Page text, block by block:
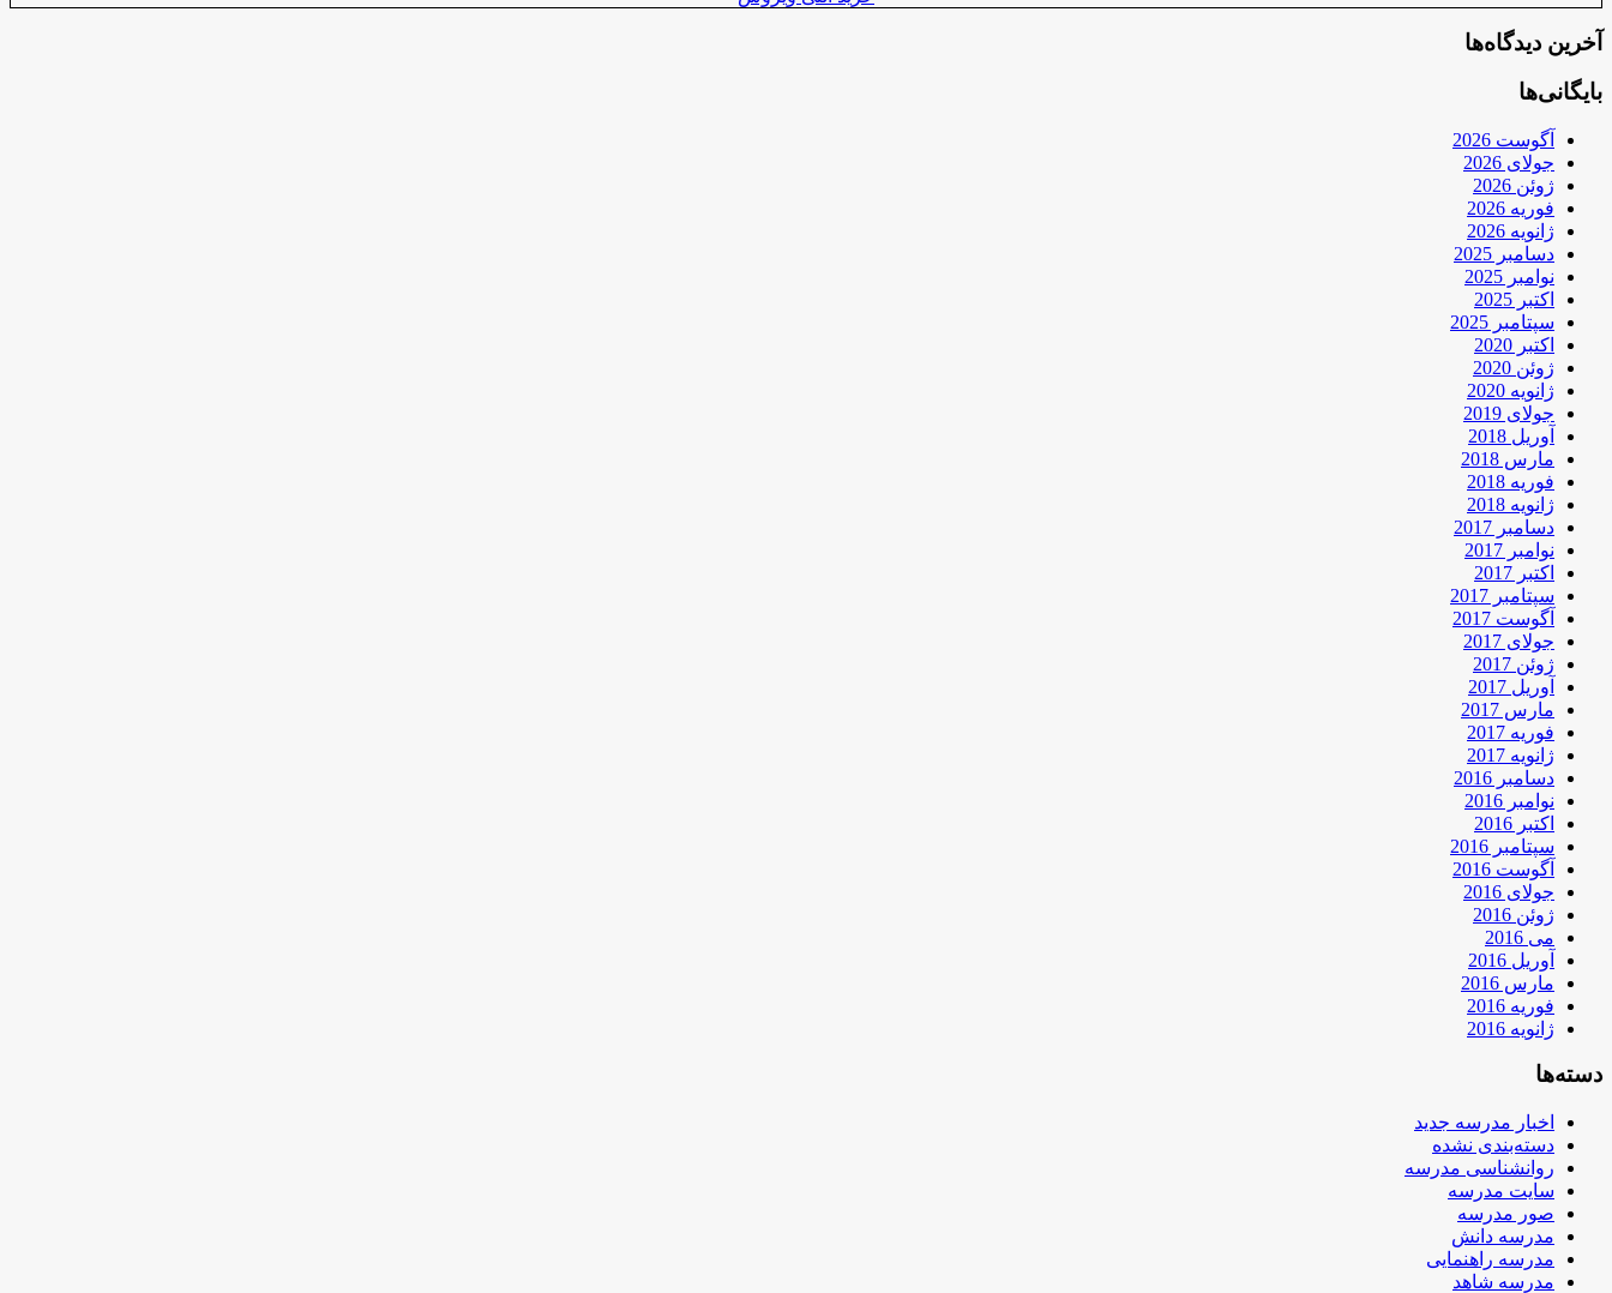
آخرین دیدگاه‌ها
بایگانی‌ها
آگوست 2026
جولای 2026
ژوئن 2026
فوریه 2026
ژانویه 2026
دسامبر 2025
نوامبر 2025
اکتبر 2025
سپتامبر 2025
اکتبر 2020
ژوئن 2020
ژانویه 2020
جولای 2019
آوریل 2018
مارس 2018
فوریه 2018
ژانویه 2018
دسامبر 2017
نوامبر 2017
اکتبر 2017
سپتامبر 2017
آگوست 2017
جولای 2017
ژوئن 2017
آوریل 2017
مارس 2017
فوریه 2017
ژانویه 2017
دسامبر 2016
نوامبر 2016
اکتبر 2016
سپتامبر 2016
آگوست 2016
جولای 2016
ژوئن 2016
می 2016
آوریل 2016
مارس 2016
فوریه 2016
ژانویه 2016
دسته‌ها
اخبار مدرسه جدید
دسته‌بندی نشده
روانشناسی مدرسه
سایت مدرسه
صور مدرسه
مدرسه دانش
مدرسه راهنمایی
مدرسه شاهد